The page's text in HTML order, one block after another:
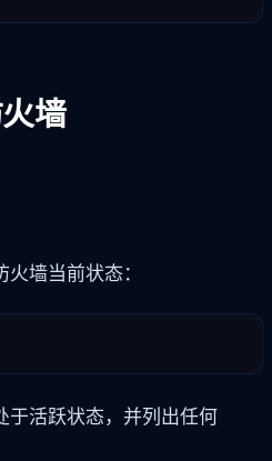
墙
墙当前状态：
于活跃状态，并列出任何